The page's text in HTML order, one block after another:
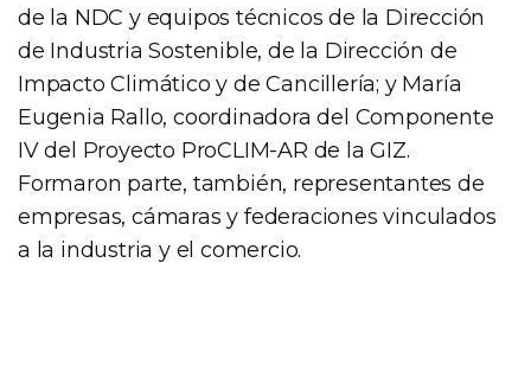
de la NDC y equipos técnicos de la Dirección
de Industria Sostenible, de la Dirección de
Impacto Climático y de Cancillería; y María
Eugenia Rallo, coordinadora del Componente
IV del Proyecto ProCLIM-AR de la GIZ.
Formaron parte, también, representantes de
empresas, cámaras y federaciones vinculados
a la industria y el comercio.